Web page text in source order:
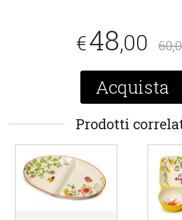
€48,00
Acquista
Prodotti